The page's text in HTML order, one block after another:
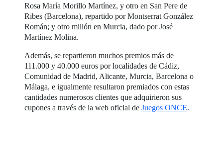
Rosa María Morillo Martínez, y otro en San Pere de
Ribes (Barcelona), repartido por Montserrat González
Román; y otro millón en Murcia, dado por José
Martínez Molina.
Además, se repartieron muchos premios más de
111.000 y 40.000 euros por localidades de Cádiz,
Comunidad de Madrid, Alicante, Murcia, Barcelona o
Málaga, e igualmente resultaron premiados con estas
cantidades numerosos clientes que adquirieron sus
cupones a través de la web oficial deJuegos ONCE.